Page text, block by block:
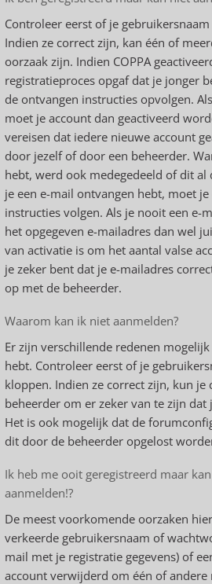
Controleer eerst of je
Indien ze correct zijn, kan één of
oorzaak zijn. Indien COPPA
registratieproces opgaf dat je jonger
de ontvangen instructies opvolgen.
moet je account dan geactiveerd
vereisen dat iedere nieuwe account
door jezelf of door een beheerder.
hebt, werd ook medegedeeld of dit al
je een e-mail ontvangen hebt, moet
instructies volgen. Als je nooit een e-
het opgegeven e-mailadres dan wel
van activatie is om het aantal valse
je zeker bent dat je e-mailadres
op met de beheerder.
Waarom kan ik niet aanmelden?
Er zijn verschillende redenen
hebt. Controleer eerst of je
kloppen. Indien ze correct zijn, kun
beheerder om er zeker van te zijn
Het is ook mogelijk dat de
dit door de beheerder opgelost
Ik heb me ooit geregistreerd maar
aanmelden!?
De meest voorkomende oorzaken
verkeerde gebruikersnaam of
mail met je registratie gegevens) of
account verwijderd om één of